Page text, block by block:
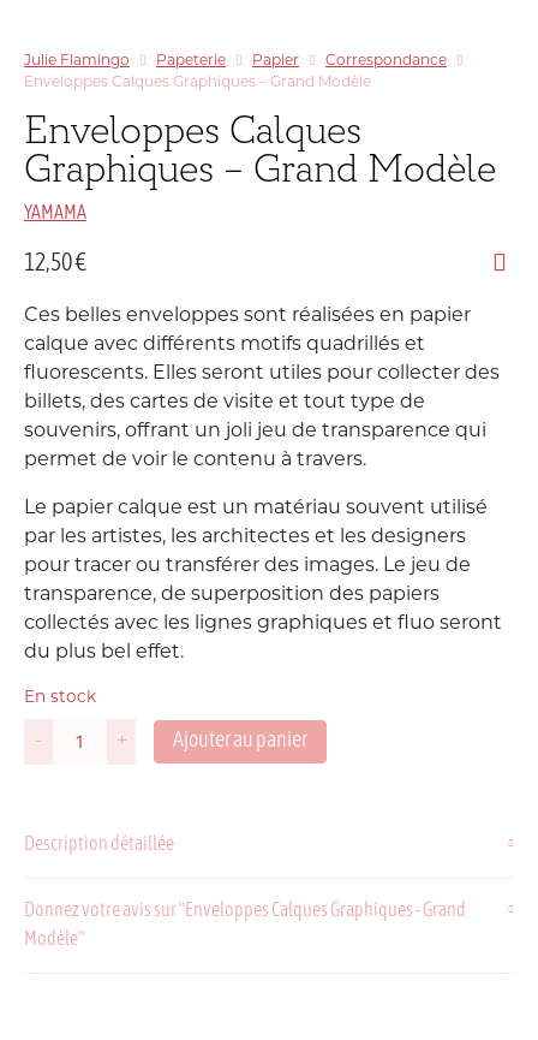
Julie Flamingo Papeterie Papier
Correspondance
Enveloppes Calques Graphiques – Grand Modèle
Enveloppes Calques
Graphiques – Grand Modèle
YAMAMA
12,50€
Ces belles enveloppes sont réalisées en papier
calque avec différents motifs quadrillés et
fluorescents. Elles seront utiles pour collecter des
billets, des cartes de visite et tout type de
souvenirs, offrant un joli jeu de transparence qui
permet de voir le contenu à travers.
Le papier calque est un matériau souvent utilisé
par les artistes, les architectes et les designers
pour tracer ou transférer des images. Le jeu de
transparence, de superposition des papiers
collectés avec les lignes graphiques et fluo seront
du plus bel effet.
En stock
-
quantité
Graphiques
Modèle
+ Ajouter au panier
Description détaillée
Donnez votre avis sur "Enveloppes Calques Graphiques - Grand
Modèle"